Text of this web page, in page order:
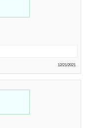
12/21/2021